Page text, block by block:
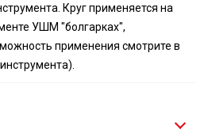
Круг применяется на
УШМ "болгарках",
применения смотрите в